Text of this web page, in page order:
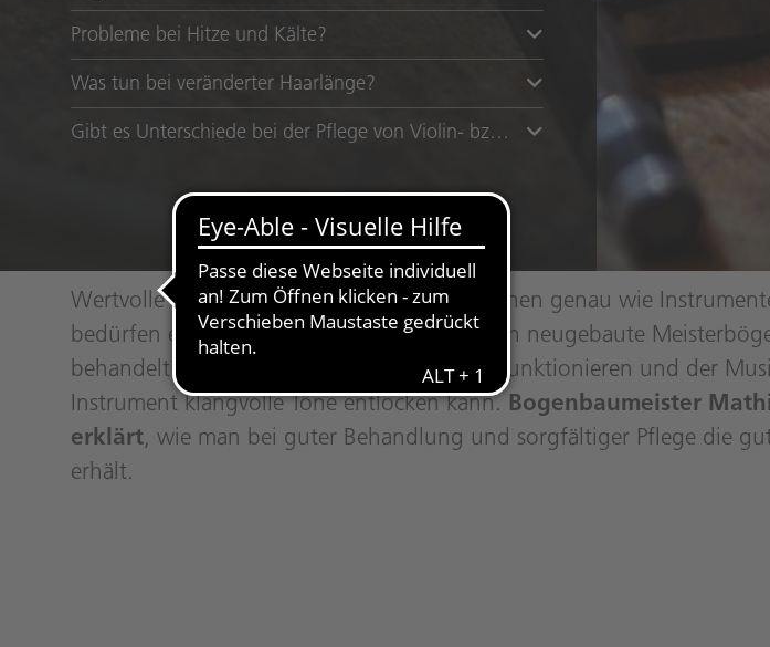
Probleme bei Hitze und Kälte?
Was tun bei veränderter Haarlänge?
Gibt es Unterschiede bei der Pflege von Violin- bzw. Viola-, Cello- oder Bassbögen?
Wertvolle Bögen für Streichinstrumente können genau wie
bedürfen einer besonderen Pflege. Aber auch neugebaute
behandelt werden, damit sie weiterhin gut funktionieren und der
Instrument klangvolle Töne entlocken kann. Bogenbaumeister
erklärt, wie man bei guter Behandlung und sorgfältiger Pflege die
erhält.